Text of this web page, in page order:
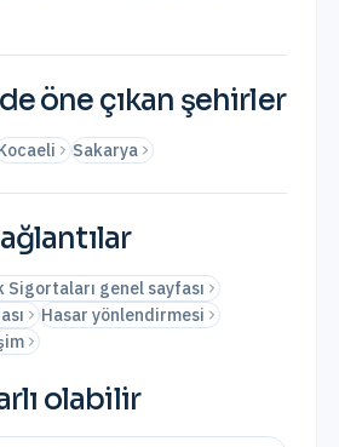
öne çıkan şehirler
Sakarya
genel sayfası
Hasar yönlendirmesi
olabilir